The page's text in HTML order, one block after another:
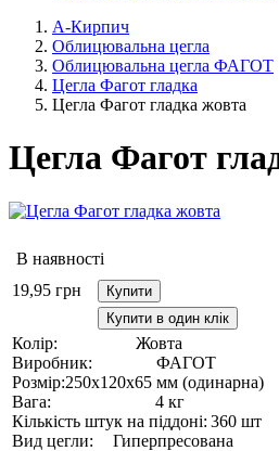
А-Кирпич
Облицювальна цегла
Облицювальна цегла ФАГОТ
Цегла Фагот гладка
Цегла Фагот гладка жовта
Цегла Фагот
В наявності
19,95 грн
Купити
Купити в один клік
Колір:
Жовта
Виробник:
ФАГОТ
Розмір:250х120х65 мм (одинарна)
Вага:
4 кг
Кількість штук на піддоні: 360 шт
Вид цегли:
Гиперпресована